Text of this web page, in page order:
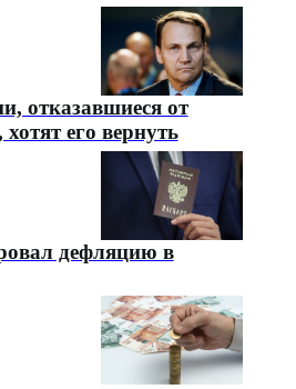
отказавшиеся от
его вернуть
дефляцию в